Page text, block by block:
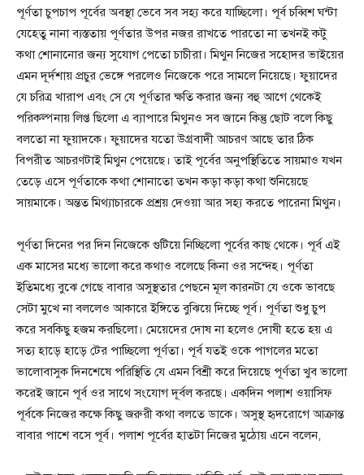
পূর্ণতা চুপচাপ পূর্বের অবস্থা ভেবে সব সহ্য করে যাচ্ছিলো। পূর্ব চব্বিশ ঘন্টা
যেহেতু নানা ব্যস্ততায় পূর্ণতার উপর নজর রাখতে পারতো না তখনই কটু
কথা শোনানোর জন্য সুযোগ পেতো চাচীরা। মিথুন নিজের সহোদর ভাইয়ের
এমন দূর্দশায় প্রচুর ভেঙ্গে পরলেও নিজেকে পরে সামলে নিয়েছে। ফুয়াদের
যে চরিত্র খারাপ এবং সে যে পূর্ণতার ক্ষতি করার জন্য বহু আগে থেকেই
পরিকল্পনায় লিপ্ত ছিলো এ ব্যাপারে মিথুনও সব জানে কিন্তু ছোট বলে কিছু
বলতো না ফুয়াদকে। ফুয়াদের যতো উগ্রবাদী আচরণ আছে তার ঠিক
বিপরীত আচরণটাই মিথুন পেয়েছে। তাই পূর্বের অনুপস্থিতিতে সায়মাও যখন
তেড়ে এসে পূর্ণতাকে কথা শোনাতো তখন কড়া কড়া কথা শুনিয়েছে
সায়মাকে। অন্তত মিথ্যাচারকে প্রশ্রয় দেওয়া আর সহ্য করতে পারেনা মিথুন।
পূর্ণতা দিনের পর দিন নিজেকে গুটিয়ে নিচ্ছিলো পূর্বের কাছ থেকে। পূর্ব এই
এক মাসের মধ্যে ভালো করে কথাও বলেছে কিনা ওর সন্দেহ। পূর্ণতা
ইতিমধ্যে বুঝে গেছে বাবার অসুস্থতার পেছনে মূল কারনটা যে ওকে ভাবছে
সেটা মুখে না বললেও আকারে ইঙ্গিতে বুঝিয়ে দিচ্ছে পূর্ব। পূর্ণতা শুধু চুপ
করে সবকিছু হজম করছিলো। মেয়েদের দোষ না হলেও দোষী হতে হয় এ
সত্য হাড়ে হাড়ে টের পাচ্ছিলো পূর্ণতা। পূর্ব যতই ওকে পাগলের মতো
ভালোবাসুক দিনশেষে পরিস্থিতি যে এমন বিশ্রী করে দিয়েছে পূর্ণতা খুব ভালো
করেই জানে পূর্ব ওর সাথে সংযোগ দূর্বল করছে। একদিন পলাশ ওয়াসিফ
পূর্বকে নিজের কক্ষে কিছু জরুরী কথা বলতে ডাকে। অসুস্থ হৃদরোগে আক্রান্ত
বাবার পাশে বসে পূর্ব। পলাশ পূর্বের হাতটা নিজের মুঠোয় এনে বলেন,